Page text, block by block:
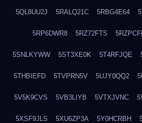
5QL8UU2J 5RALQ21C 5RBG4E64
5RP6DWR8 5RZ72FTS
5SNLKYWW 5ST3XE0K 5T4RFJQE
5THBIEFD 5TVPRN5V 5UJY0QQ2
5V5K9CVS 5VB3LIYB 5VTXJVNC
5XSF9JLS 5XU6ZP3A 5Y0HCRBH